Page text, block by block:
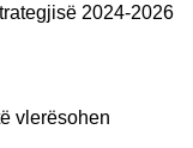
2024-2026
vlerësohen